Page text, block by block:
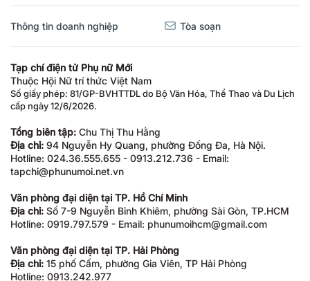
Thông tin doanh nghiệp Tòa soạn
Tạp chí điện tử Phụ nữ Mới
Thuộc Hội Nữ trí thức Việt Nam
Số giấy phép: 81/GP-BVHTTDL do Bộ Văn Hóa, Thể Thao và Du Lịch
cấp ngày 12/6/2026.
Tổng biên tập: Chu Thị Thu Hằng
Địa chỉ: 94 Nguyễn Hy Quang, phường Đống Đa, Hà Nội.
Hotline: 024.36.555.655 - 0913.212.736 - Email:
tapchi@phunumoi.net.vn
Văn phòng đại diện tại TP. Hồ Chí Minh
Địa chỉ: Số 7-9 Nguyễn Bỉnh Khiêm, phường Sài Gòn, TP.HCM
Hotline: 0919.797.579 - Email: phunumoihcm@gmail.com
Văn phòng đại diện tại TP. Hải Phòng
Địa chỉ: 15 phố Cấm, phường Gia Viên, TP Hải Phòng
Hotline: 0913.242.977